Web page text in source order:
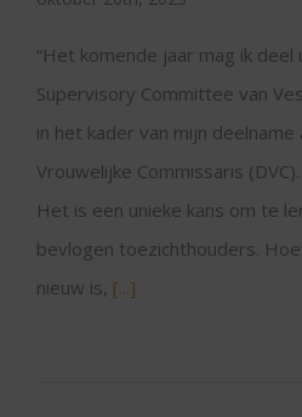
“Het komende jaar mag ik deel
Supervisory Committee van
in het kader van mijn
Vrouwelijke Commissaris
Het is een unieke kans om te
bevlogen toezichthouders.
nieuw is, [...]